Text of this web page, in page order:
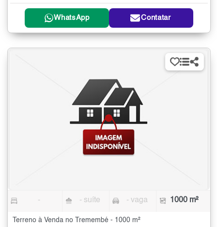
WhatsApp Contatar
- - suíte - vaga 1000 m²
Terreno à Venda no Tremembé - 1000 m²